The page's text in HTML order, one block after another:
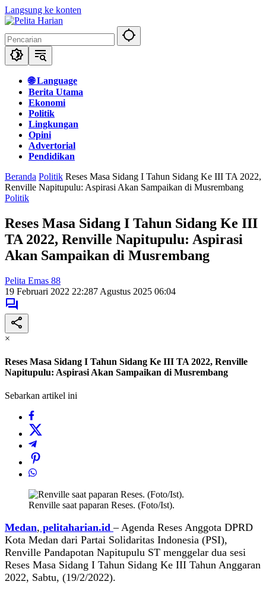
Langsung ke konten
🌐 Language
Berita Utama
Ekonomi
Politik
Lingkungan
Opini
Advertorial
Pendidikan
Beranda Politik Reses Masa Sidang I Tahun Sidang Ke III TA 2022,
Renville Napitupulu: Aspirasi Akan Sampaikan di Musrembang
Politik
Reses Masa Sidang I Tahun Sidang Ke III
TA 2022, Renville Napitupulu: Aspirasi
Akan Sampaikan di Musrembang
Pelita Emas 88
19 Februari 2022 22:287 Agustus 2025 06:04
×
Reses Masa Sidang I Tahun Sidang Ke III TA 2022, Renville
Napitupulu: Aspirasi Akan Sampaikan di Musrembang
Sebarkan artikel ini
Renville saat paparan Reses. (Foto/Ist).
Medan, pelitaharian.id– Agenda Reses Anggota DPRD
Kota Medan dari Partai Solidaritas Indonesia (PSI),
Renville Pandapotan Napitupulu ST menggelar dua sesi
Reses Masa Sidang I Tahun Sidang Ke III Tahun Anggaran
2022, Sabtu, (19/2/2022).